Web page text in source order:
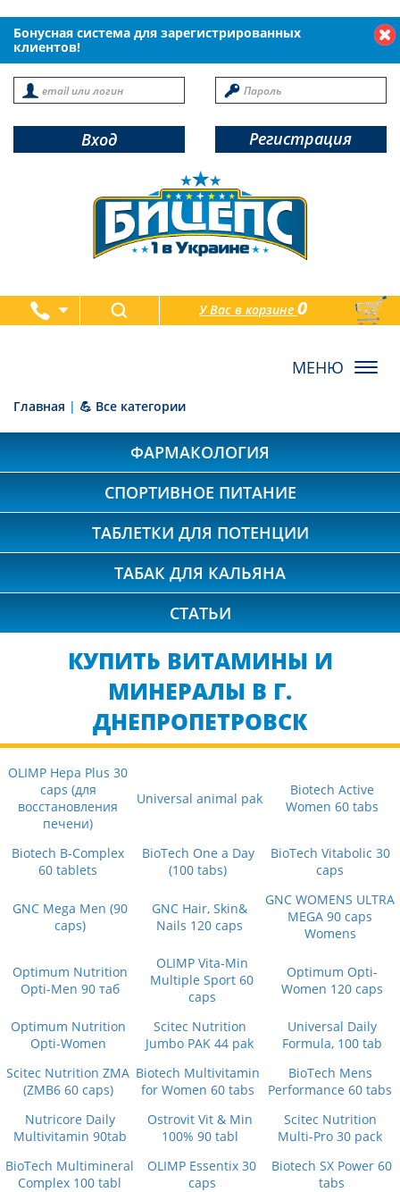
Бонусная система для зарегистрированных
клиентов!
Вход Регистрация
У Вас в корзине0
товаров
Главная | 💪 Все категории
ФАРМАКОЛОГИЯ
СПОРТИВНОЕ ПИТАНИЕ
ТАБЛЕТКИ ДЛЯ ПОТЕНЦИИ
ТАБАК ДЛЯ КАЛЬЯНА
СТАТЬИ
КУПИТЬ ВИТАМИНЫ И
МИНЕРАЛЫ В Г.
ДНЕПРОПЕТРОВСК
OLIMP Hepa Plus 30
caps (для
восстановления
печени)
Universal animal pak
Biotech Active
Women 60 tabs
Biotech B-Complex
60 tablets
BioTech One a Day
(100 tabs)
BioTech Vitabolic 30
caps
GNC Mega Men (90
caps)
GNC Hair, Skin&
Nails 120 caps
GNC WOMENS ULTRA
MEGA 90 caps
Womens
Optimum Nutrition
Opti-Men 90 таб
OLIMP Vita-Min
Multiple Sport 60
caps
Optimum Opti-
Women 120 caps
Optimum Nutrition
Opti-Women
Scitec Nutrition
Jumbo PAK 44 pak
Universal Daily
Formula, 100 tab
Scitec Nutrition ZMA
(ZMB6 60 caps)
Biotech Multivitamin
for Women 60 tabs
BioTech Mens
Performance 60 tabs
Nutricore Daily
Multivitamin 90tab
Ostrovit Vit & Min
100% 90 tabl
Scitec Nutrition
Multi-Pro 30 pack
BioTech Multimineral
Complex 100 tabl
OLIMP Essentix 30
caps
Biotech SX Power 60
tabs